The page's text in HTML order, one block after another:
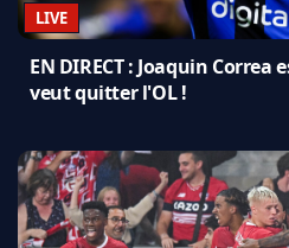
LIVE
EN DIRECT : Joaquin Correa
veut quitter l'OL !